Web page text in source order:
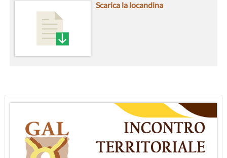
Scarica la locandina